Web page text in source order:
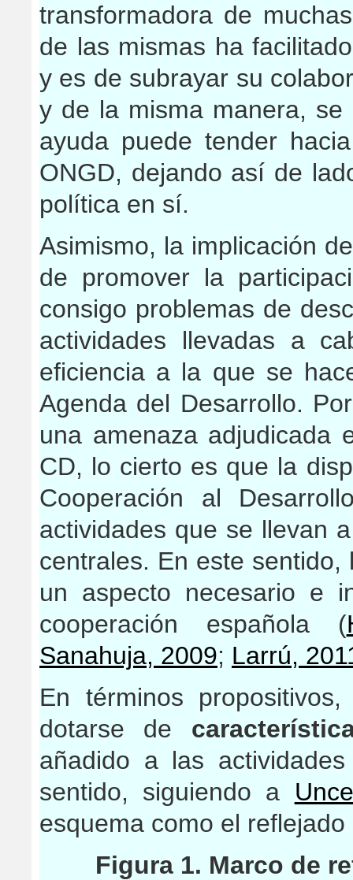
transformadora de
de las mismas ha
y es de subrayar su
y de la misma manera,
ayuda puede tender
ONGD, dejando así de
política en sí.
Asimismo, la implicación
de promover la
consigo problemas de
actividades llevadas a
eficiencia a la que se
Agenda del Desarrollo.
una amenaza adjudicada
CD, lo cierto es que la
Cooperación al
actividades que se llevan
centrales. En este
un aspecto necesario e
cooperación española (
Sanahuja, 2009; Larrú,
En términos
dotarse de
añadido a las
sentido, siguiendo a
esquema como el
Figura 1. Marco de